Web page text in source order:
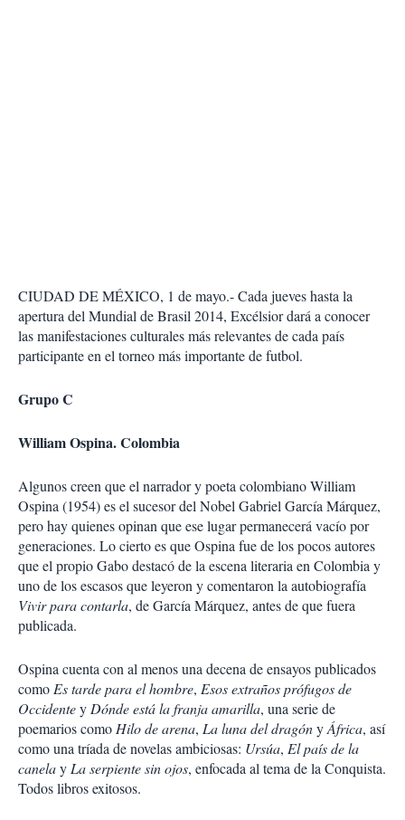
CIUDAD DE MÉXICO, 1 de mayo.- Cada jueves hasta la
apertura del Mundial de Brasil 2014, Excélsior dará a conocer
las manifestaciones culturales más relevantes de cada país
participante en el torneo más importante de futbol.
Grupo C
William Ospina. Colombia
Algunos creen que el narrador y poeta colombiano William
Ospina (1954) es el sucesor del Nobel Gabriel García Márquez,
pero hay quienes opinan que ese lugar permanecerá vacío por
generaciones. Lo cierto es que Ospina fue de los pocos autores
que el propio Gabo destacó de la escena literaria en Colombia y
uno de los escasos que leyeron y comentaron la autobiografía
Vivir para contarla, de García Márquez, antes de que fuera
publicada.
Ospina cuenta con al menos una decena de ensayos publicados
comoEs tarde para el hombre, Esos extraños prófugos de
OccidenteyDónde está la franja amarilla, una serie de
poemarios comoHilo de arena, La luna del dragónyÁfrica, así
como una tríada de novelas ambiciosas: Ursúa, El país de la
canelayLa serpiente sin ojos, enfocada al tema de la Conquista.
Todos libros exitosos.